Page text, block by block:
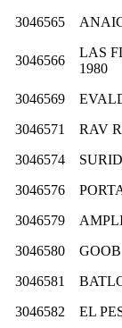
3046565
3046566
LAS
1980
3046569
3046571
RAV
3046574
3046576
3046579
3046580
GOOB
3046581
3046582
EL